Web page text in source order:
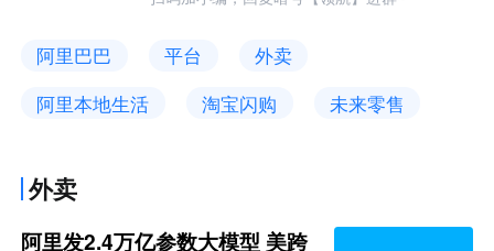
阿里巴巴 平台
外卖
阿里本地生活
淘宝闪购 未来零售
外卖
阿里发2.4万亿参数大模型 美跨